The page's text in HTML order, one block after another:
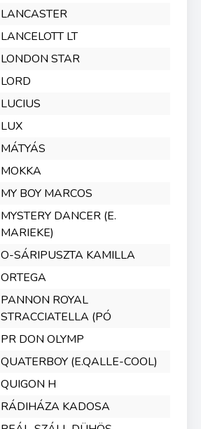
LANCASTER
LANCELOTT LT
LONDON STAR
LORD
LUCIUS
LUX
MÁTYÁS
MOKKA
MY BOY MARCOS
MYSTERY DANCER (E.
MARIEKE)
O-SÁRIPUSZTA KAMILLA
ORTEGA
PANNON ROYAL
STRACCIATELLA (PÓ
PR DON OLYMP
QUATERBOY (E.QALLE-COOL)
QUIGON H
RÁDIHÁZA KADOSA